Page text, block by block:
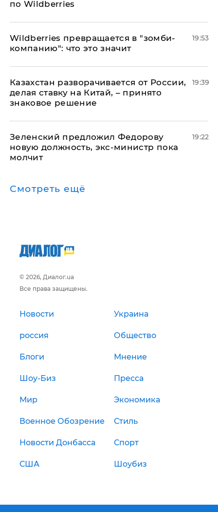
по Wildberries
Wildberries превращается в "зомби-
компанию": что это значит
19:53
Казахстан разворачивается от России,
делая ставку на Китай, – принято
знаковое решение
19:39
Зеленский предложил Федорову
новую должность, экс-министр пока
молчит
19:22
Смотреть ещё
© 2026, Диалог.ua
Все права защищены.
Новости Украина
россия Общество
Блоги Мнение
Шоу-Биз Пресса
Мир Экономика
Военное Обозрение Стиль
Новости Донбасса Спорт
США Шоубиз